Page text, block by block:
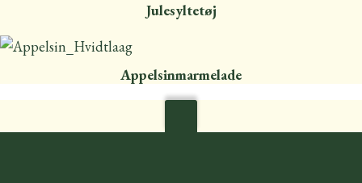
Julesyltetøj
Appelsinmarmelade